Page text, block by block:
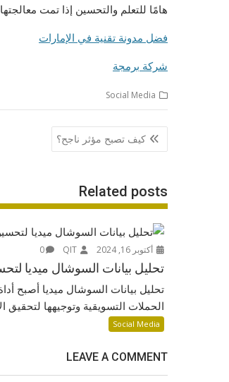
هامًا للتعلم والتحسين إذا تمت
فضل مدونة تقنية في الإمارات
شركة برمجة
Social Media
تصفّح
المقالات
كيف تصبح مؤثر ناجح؟
Related posts
أكتوبر 16, 2024 0
تحليل بيانات السوشال ميديا
تحليل بيانات السوشال ميديا أصبح
الحملات التسويقية وتوجيهها لتحقيق
Social Media
LEAVE A COMMENT